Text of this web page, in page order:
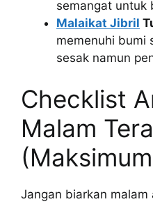
semangat untuk
Malaikat Jibril
memenuhi bumi
sesak namun
Checklist
Malam
Jangan biarkan